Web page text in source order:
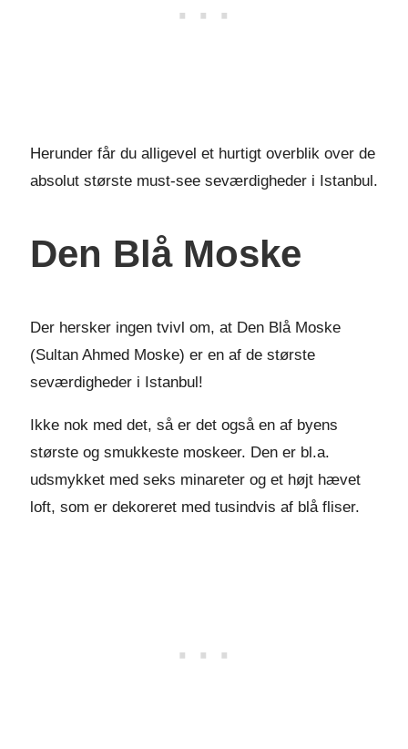
Herunder får du alligevel et hurtigt overblik over de
absolut største must-see seværdigheder i Istanbul.
Den Blå Moske
Der hersker ingen tvivl om, at Den Blå Moske
(Sultan Ahmed Moske) er en af de største
seværdigheder i Istanbul!
Ikke nok med det, så er det også en af byens
største og smukkeste moskeer. Den er bl.a.
udsmykket med seks minareter og et højt hævet
loft, som er dekoreret med tusindvis af blå fliser.